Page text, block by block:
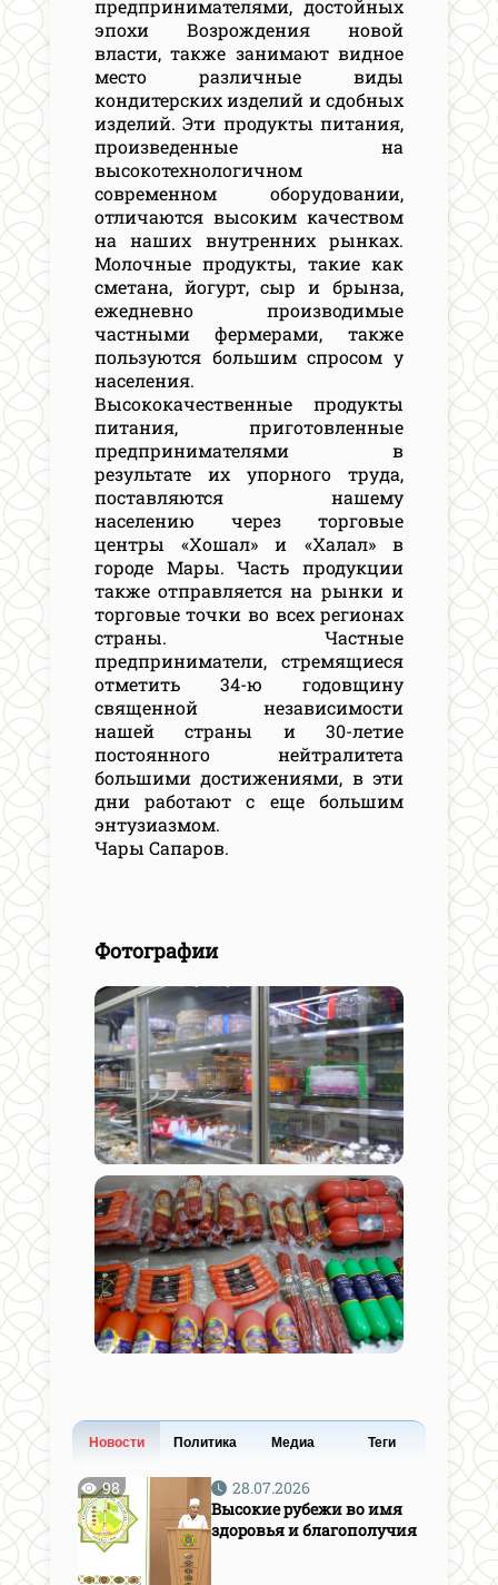
предпринимателями, достойных
эпохи Возрождения новой
власти, также занимают видное
место различные виды
кондитерских изделий и сдобных
изделий. Эти продукты питания,
произведенные на
высокотехнологичном
современном оборудовании,
отличаются высоким качеством
на наших внутренних рынках.
Молочные продукты, такие как
сметана, йогурт, сыр и брынза,
ежедневно производимые
частными фермерами, также
пользуются большим спросом у
населения.
Высококачественные продукты
питания, приготовленные
предпринимателями в
результате их упорного труда,
поставляются нашему
населению через торговые
центры «Хошал» и «Халал» в
городе Мары. Часть продукции
также отправляется на рынки и
торговые точки во всех регионах
страны. Частные
предприниматели, стремящиеся
отметить 34-ю годовщину
священной независимости
нашей страны и 30-летие
постоянного нейтралитета
большими достижениями, в эти
дни работают с еще большим
энтузиазмом.
Чары Сапаров.
Фотографии
Новости Политика Медиа Теги
98
28.07.2026
Высокие рубежи во имя
здоровья и благополучия